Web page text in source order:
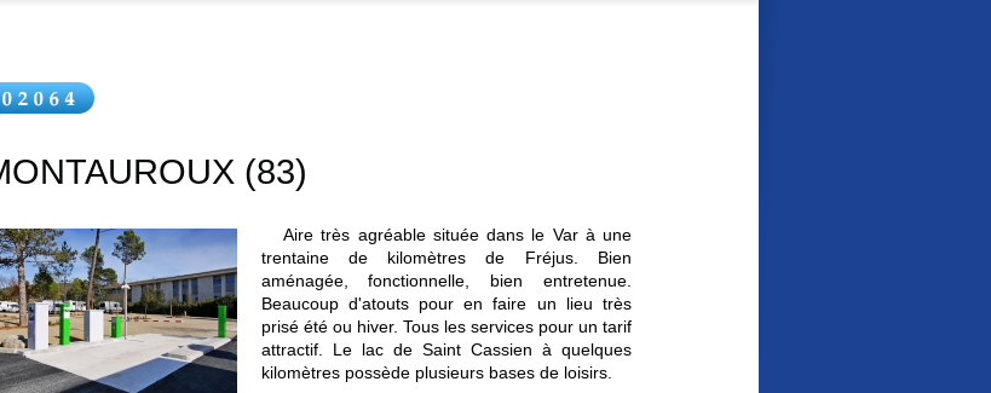
(83)
Aire très agréable située dans le Var à une
trentaine de kilomètres de Fréjus. Bien
aménagée,
fonctionnelle, bien entretenue.
Beaucoup d'atouts pour en faire un lieu très
prisé été ou hiver. Tous les services pour un tarif
attractif. Le lac de Saint Cassien à quelques
kilomètres possède plusieurs bases de loisirs.